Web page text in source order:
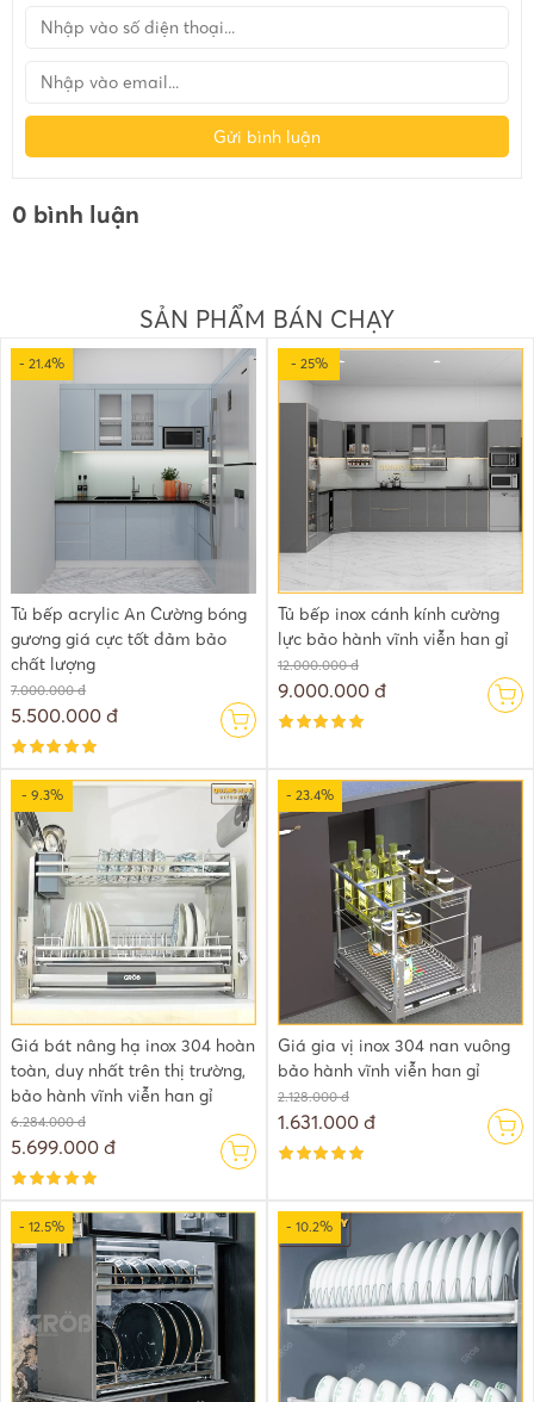
Gửi bình luận
0 bình luận
SẢN PHẨM BÁN CHẠY
- 21.4%
Tủ bếp acrylic An Cường bóng
gương giá cực tốt đảm bảo
chất lượng
7.000.000 đ
5.500.000 đ
- 25%
Tủ bếp inox cánh kính cường
lực bảo hành vĩnh viễn han gỉ
12.000.000 đ
9.000.000 đ
- 9.3%
Giá bát nâng hạ inox 304 hoàn
toàn, duy nhất trên thị trường,
bảo hành vĩnh viễn han gỉ
6.284.000 đ
5.699.000 đ
- 23.4%
Giá gia vị inox 304 nan vuông
bảo hành vĩnh viễn han gỉ
2.128.000 đ
1.631.000 đ
- 12.5% - 10.2%